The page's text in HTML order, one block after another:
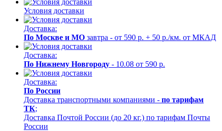
Условия доставки
Доставка:
По Москве и МО завтра - от 590 р. + 50 р./км. от МКАД
Доставка:
По Нижнему Новгороду - 10.08 от 590 р.
Доставка:
По России
Доставка транспортными компаниями - по тарифам
ТК;
Доставка Почтой России (до 20 кг.) по тарифам Почты
России